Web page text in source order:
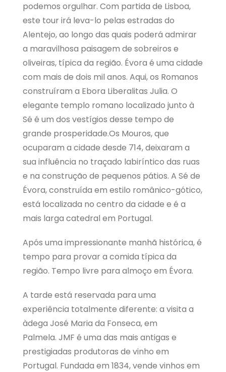
podemos orgulhar. Com partida de Lisboa,
este tour irá leva-lo pelas estradas do
Alentejo, ao longo das quais poderá admirar
a maravilhosa paisagem de sobreiros e
oliveiras, típica da região. Évora é uma cidade
com mais de dois mil anos. Aqui, os Romanos
construíram a Ebora Liberalitas Julia. O
elegante templo romano localizado junto à
Sé é um dos vestígios desse tempo de
grande prosperidade.Os Mouros, que
ocuparam a cidade desde 714, deixaram a
sua influência no traçado labiríntico das ruas
e na construção de pequenos pátios. A Sé de
Évora, construída em estilo românico-gótico,
está localizada no centro da cidade e é a
mais larga catedral em Portugal.
Após uma impressionante manhã histórica, é
tempo para provar a comida típica da
região. Tempo livre para almoço em Évora.
A tarde está reservada para uma
experiência totalmente diferente: a visita a
àdega José Maria da Fonseca, em
Palmela. JMF é uma das mais antigas e
prestigiadas produtoras de vinho em
Portugal. Fundada em 1834, vende vinhos em